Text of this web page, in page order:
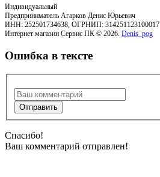
Индивидуальный
Предприниматель Агарков Денис Юрьевич
ИНН: 252501734638, ОГРНИП: 314251123100017
Интернет магазин Сервис ПК © 2026. Denis_pog
Ошибка в тексте
Спасибо!
Ваш комментарий отправлен!